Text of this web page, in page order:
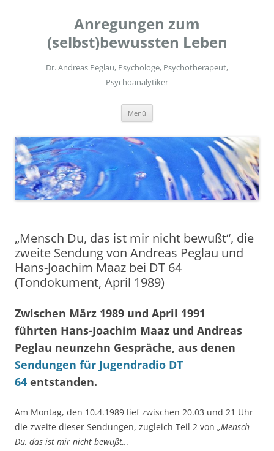
Anregungen zum
(selbst)bewussten Leben
Dr. Andreas Peglau, Psychologe, Psychotherapeut,
Psychoanalytiker
Menü
„Mensch Du, das ist mir nicht bewußt“, die
zweite Sendung von Andreas Peglau und
Hans-Joachim Maaz bei DT 64
(Tondokument, April 1989)
Zwischen März 1989 und April 1991
führten Hans-Joachim Maaz und Andreas
Peglau neunzehn Gespräche, aus denen
Sendungen für Jugendradio DT
64 entstanden.
Am Montag, den 10.4.1989 lief zwischen 20.03 und 21 Uhr
die zweite dieser Sendungen, zugleich Teil 2 von „Mensch
Du, das ist mir nicht bewußt„.